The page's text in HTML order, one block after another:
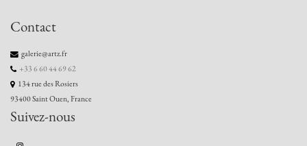
Contact
galerie@artz.fr
+33 6 60 44 69 62
134 rue des Rosiers
93400 Saint Ouen, France
Suivez-nous